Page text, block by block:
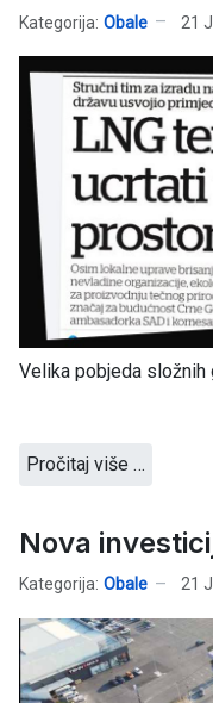
Kategorija: Obale 21
Velika pobjeda složnih
Pročitaj više …
Nova
Kategorija: Obale 21